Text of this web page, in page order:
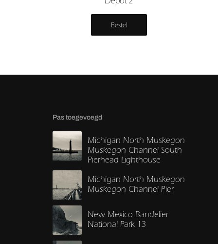
Bestel
Pas toegevoegd
Michigan North Muskegon
Muskegon Channel South
Pierhead Lighthouse
Michigan North Muskegon
Muskegon Channel Pier
New Mexico Bandelier
National Park 13